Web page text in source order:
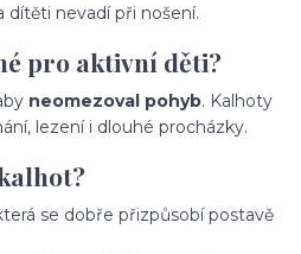
dítěti nevadí při nošení.
pro aktivní děti?
neomezoval pohyb. Kalhoty
lezení i dlouhé procházky.
se dobře přizpůsobí postavě